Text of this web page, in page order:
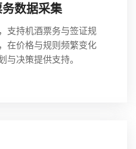
数据采集
支持机酒票务与签证规
在价格与规则频繁变化
与决策提供支持。